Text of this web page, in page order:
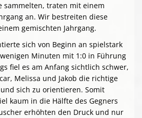
sammelten, traten mit einem
an. Wir bestreiten diese
gemischten Jahrgang.
sich von Beginn an spielstark
Minuten mit 1:0 in Führung
fiel es am Anfang sichtlich schwer,
Melissa und Jakob die richtige
sich zu orientieren. Somit
kaum in die Hälfte des Gegners
erhöhten den Druck und nur